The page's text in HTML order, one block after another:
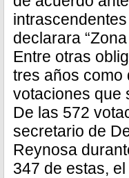
declarara
Entre otras
tres años como
votaciones que
De las 572
secretario de
Reynosa
347 de estas,